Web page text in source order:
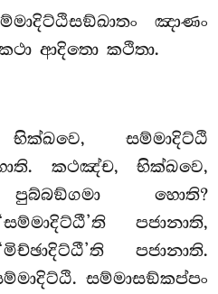
ඤාණං
ආදිතො කථිතා.
භික්ඛවෙ, සම්මාදිට්ඨි
කථඤ්ච, භික්ඛවෙ,
පුබ්බඞ්ගමා හොති?
පජානාති,
පජානාති.
සම්මාසඞ්කප්පං